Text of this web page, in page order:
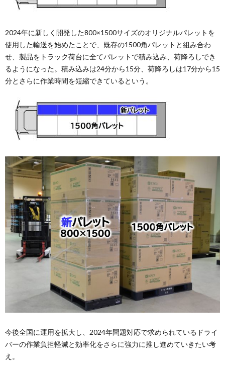
2024年に新しく開発した800×1500サイズのオリジナルパレットを
使用した輸送を始めたことで、既存の1500角パレットと組み合わ
せ、製品をトラック荷台に全てパレットで積み込み、荷降ろしでき
るようになった。積み込みは24分から15分、荷降ろしは17分から15
分とさらに作業時間を短縮できているという。
今後全国に運用を拡大し、2024年問題対応で求められているドライ
バーの作業負担軽減と効率化をさらに強力に推し進めていきたい考
え。